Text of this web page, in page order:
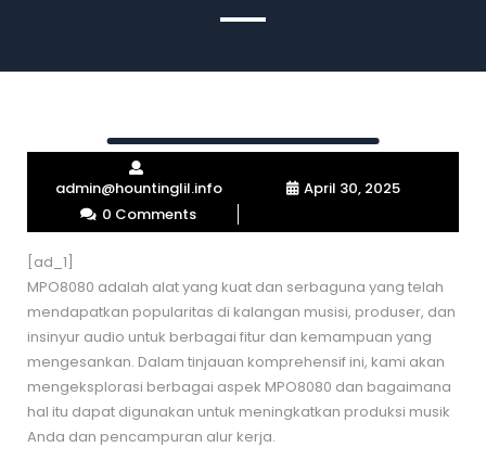
admin@hountinglil.info
April 30, 2025
0 Comments
[ad_1]
MPO8080 adalah alat yang kuat dan serbaguna yang telah
mendapatkan popularitas di kalangan musisi, produser, dan
insinyur audio untuk berbagai fitur dan kemampuan yang
mengesankan. Dalam tinjauan komprehensif ini, kami akan
mengeksplorasi berbagai aspek MPO8080 dan bagaimana
hal itu dapat digunakan untuk meningkatkan produksi musik
Anda dan pencampuran alur kerja.